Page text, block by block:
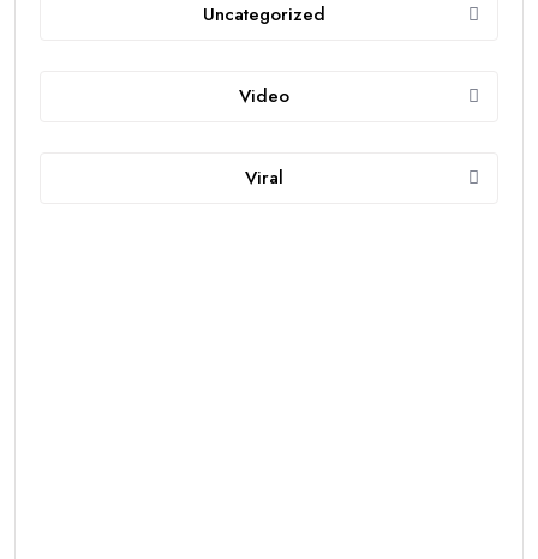
Uncategorized
Video
Viral